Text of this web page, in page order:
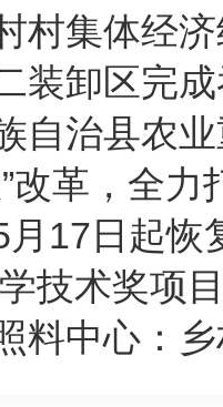
村集体经
装卸区完
自治县农
改革，全
17日起
技术奖项
料中心：